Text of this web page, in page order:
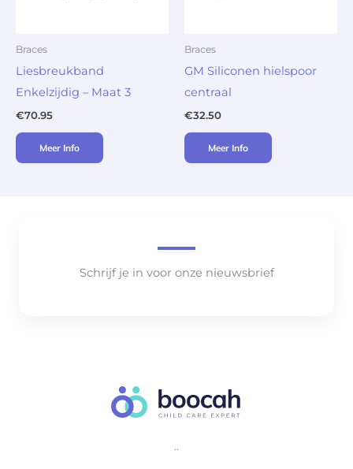
Braces
Liesbreukband
Enkelzijdig – Maat 3
€70.95
Meer Info
Braces
GM Siliconen hielspoor
centraal
€32.50
Meer Info
Schrijf je in voor onze nieuwsbrief
..